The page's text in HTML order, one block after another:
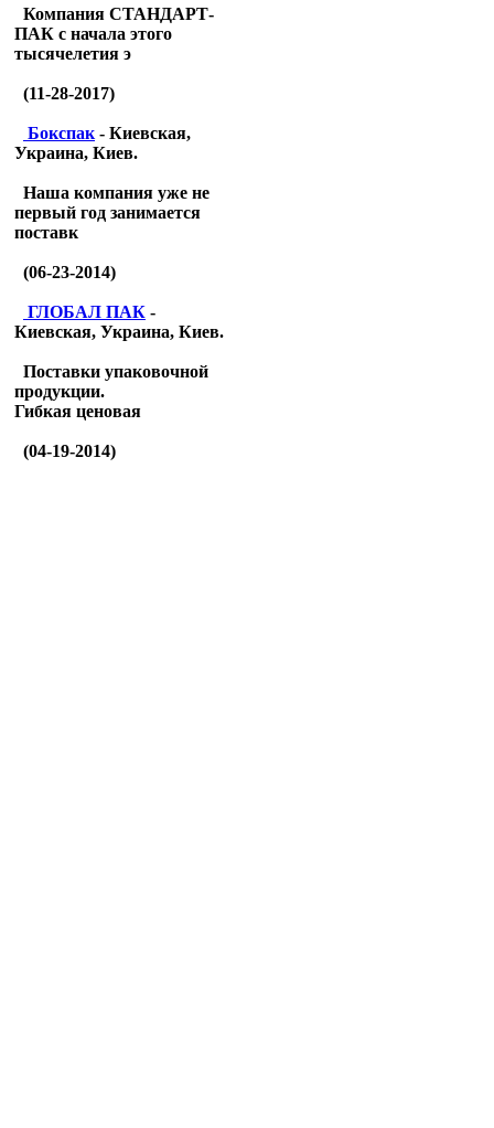
Компания СТАНДАРТ-
ПАК с начала этого
тысячелетия э
(11-28-2017)
Бокспак - Киевская,
Украина, Киев.
Наша компания уже не
первый год занимается
поставк
(06-23-2014)
ГЛОБАЛ ПАК -
Киевская, Украина, Киев.
Поставки упаковочной
продукции.
Гибкая ценовая
(04-19-2014)